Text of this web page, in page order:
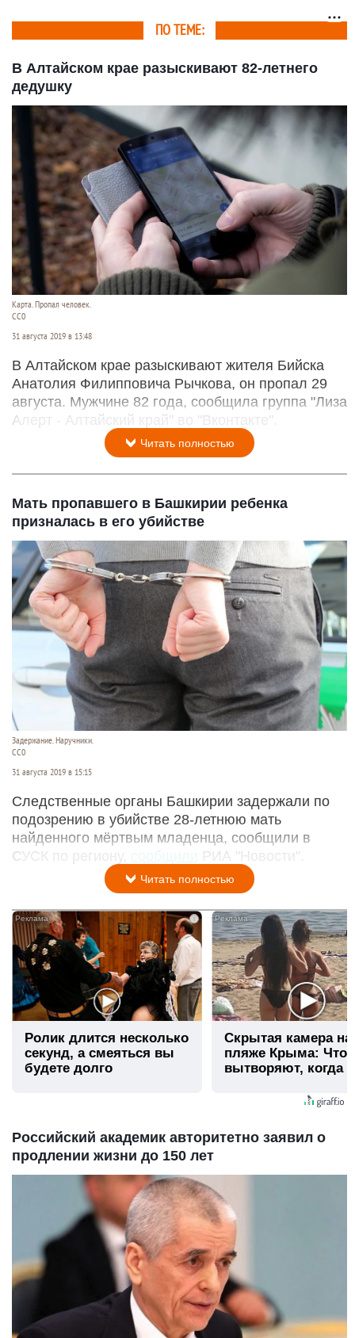
ПО ТЕМЕ:
В Алтайском крае разыскивают 82-летнего
дедушку
Карта. Пропал человек.
СС0
31 августа 2019 в 13:48
В Алтайском крае разыскивают жителя Бийска
Анатолия Филипповича Рычкова, он пропал 29
августа. Мужчине 82 года, сообщила группа "Лиза
Алерт - Алтайский край" во "Вконтакте".
Читать полностью
Мать пропавшего в Башкирии ребенка
призналась в его убийстве
Задержание. Наручники.
СС0
31 августа 2019 в 15:15
Следственные органы Башкирии задержали по
подозрению в убийстве 28-летнюю мать
найденного мёртвым младенца, сообщили в
СУСК по региону,
сообщили РИА "Новости".
Читать полностью
Ролик длится несколько
секунд, а смеяться вы
будете долго
Скрытая камера на
пляже Крыма: Что
вытворяют, когда
Российский академик авторитетно заявил о
продлении жизни до 150 лет